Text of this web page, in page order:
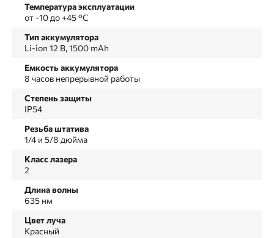
Температура эксплуатации
от -10 до +45 °С
Тип аккумулятора
Li-ion 12 В, 1500 mAh
Емкость аккумулятора
8 часов непрерывной работы
Степень защиты
IP54
Резьба штатива
1/4 и 5/8 дюйма
Класс лазера
2
Длина волны
635 нм
Цвет луча
Красный